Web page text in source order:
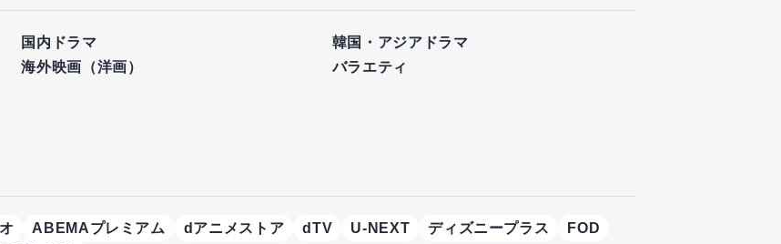
国内ドラマ
韓国・アジアドラマ
海外映画（洋画）
バラエティ
ABEMAプレミアム dアニメストア dTV U-NEXT ディズニープラス
FOD